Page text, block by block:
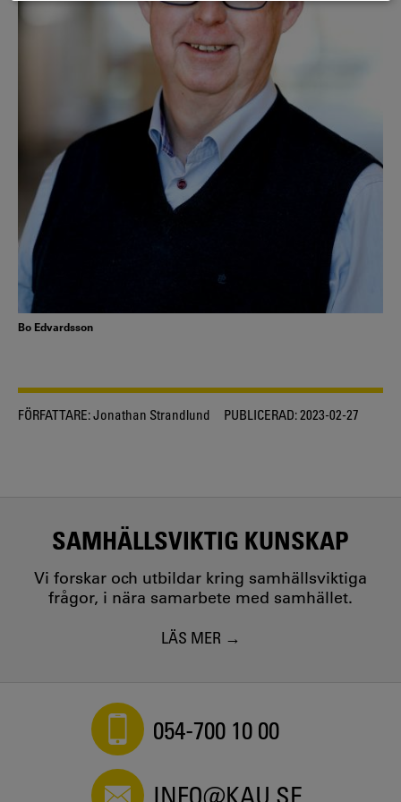
Bo Edvardsson
FÖRFATTARE:Jonathan Strandlund PUBLICERAD:2023-02-27
SAMHÄLLSVIKTIG KUNSKAP
Vi forskar och utbildar kring samhällsviktiga
frågor, i nära samarbete med samhället.
LÄS MER
054-700 10 00
INFO@KAU.SE